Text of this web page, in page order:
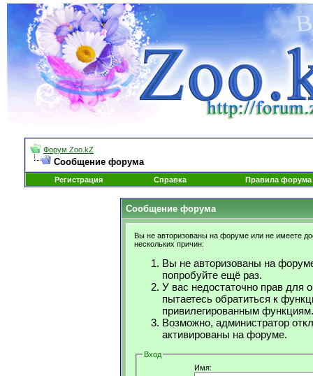
Форум Zoo.kZ
Сообщение форума
Регистрация Справка Правила форума
Сообщение форума
Вы не авторизованы на форуме или не имеете
нескольких причин:
Вы не авторизованы на
попробуйте ещё раз.
У вас недостаточно прав для
пытаетесь обратиться к
привилегированным функциям.
Возможно, администратор
активированы на форуме.
Вход
Имя: